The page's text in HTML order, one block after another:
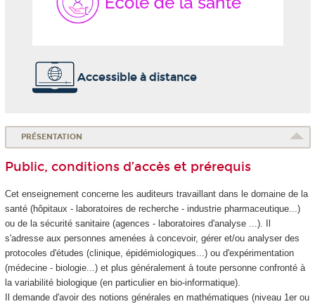
Accessible à distance
PRÉSENTATION
Public, conditions d’accès et prérequis
Cet enseignement concerne les auditeurs travaillant dans le domaine de la
santé (hôpitaux - laboratoires de recherche - industrie pharmaceutique...)
ou de la sécurité sanitaire (agences - laboratoires d'analyse ...). Il
s'adresse aux personnes amenées à concevoir, gérer et/ou analyser des
protocoles d'études (clinique, épidémiologiques...) ou d'expérimentation
(médecine - biologie...) et plus généralement à toute personne confronté à
la variabilité biologique (en particulier en bio-informatique).
Il demande d'avoir des notions générales en mathématiques (niveau 1er ou